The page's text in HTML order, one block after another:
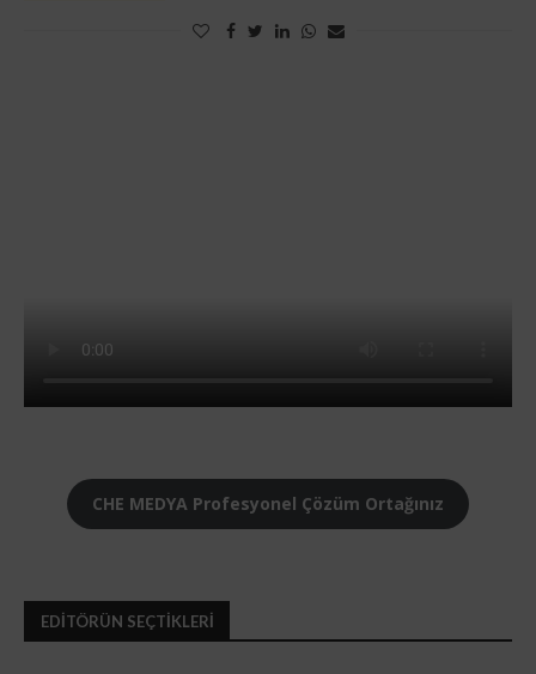
CHE MEDYA Profesyonel Çözüm Ortağınız
EDİTÖRÜN SEÇTİKLERİ